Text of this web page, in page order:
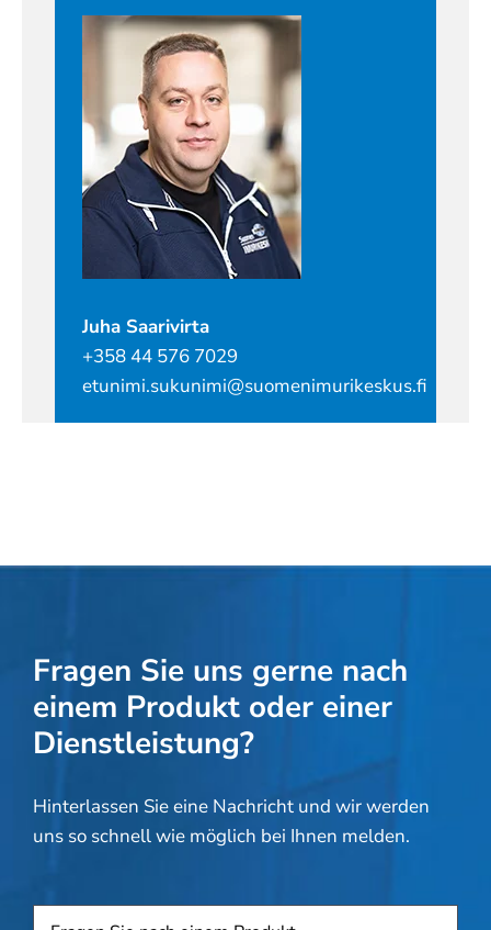
Juha Saarivirta
+358 44 576 7029
etunimi.sukunimi@suomenimurikeskus.fi
Fragen Sie uns gerne nach
einem Produkt oder einer
Dienstleistung?
Hinterlassen Sie eine Nachricht und wir werden
uns so schnell wie möglich bei Ihnen melden.